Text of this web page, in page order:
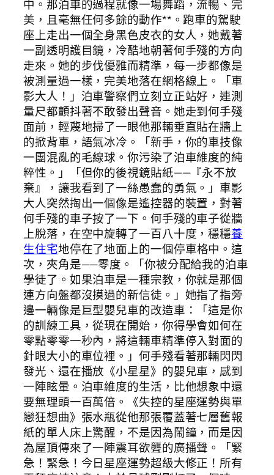
中。那泊車的過程就像一場舞蹈，流暢、完
美，且毫無任何多餘的動作**。跑車的駕駛
座上走出一個全身黑色皮衣的女人，她戴著
一副透明護目鏡，冷酷地朝著何手殘的方向
走來。她的步伐優雅而精準，每一步都像是
被測量過一樣，完美地落在網格線上。「車
影大人！」泊車警察們立刻立正站好，連測
量尺都顫抖著不敢發出聲音。她走到何手殘
面前，輕蔑地掃了一眼他那輛垂直貼在牆上
的掀背車，語氣冰冷。「新手，你的車技像
一團混亂的毛線球。你污染了泊車維度的純
粹性。」「但你的後視鏡貼紙——『永不放
棄』，讓我看到了一絲愚蠢的勇氣。」車影
大人突然掏出一個像是遙控器的裝置，對著
何手殘的車子按了一下。何手殘的車子從牆
上脫落，在空中旋轉了一百八十度，穩穩養
生住宅地停在了地面上的一個停車格中。這
次，夾角是——零度。「你被分配給我的泊車
學徒了。如果泊車是一種宗教，你就是那個
連方向盤都沒摸過的新信徒。」她指了指旁
邊一輛像是巨型嬰兒車的改造車：「這是你
的訓練工具，從現在開始，你得學會如何在
零點零零一秒內，將這輛車精準停入對面的
針眼大小的車位裡。」何手殘看著那輛閃閃
發光、還在播放《小星星》的嬰兒車，感到
一陣眩暈。泊車維度的生活，比他想象中還
要無理頭一百萬倍。《失控的星座運勢與單
戀狂想曲》張水瓶從他那張覆蓋著七層舊報
紙的單人床上驚醒，不是因為鬧鐘，而是因
為屋頂傳來了一陣震耳欲聾的廣播聲。「緊
急！緊急！今日星座運勢超級大修正！所有